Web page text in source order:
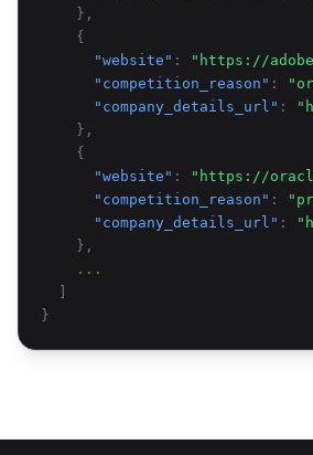
},
{
"website" : "https://
"competition_reason" :
"company_details_url" :
},
{
"website" : "https://
"competition_reason" :
"company_details_url" :
},
...
}